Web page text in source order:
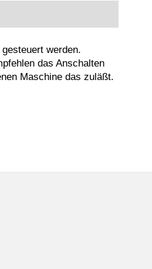
gesteuert werden.
das Anschalten
Maschine das zuläßt.